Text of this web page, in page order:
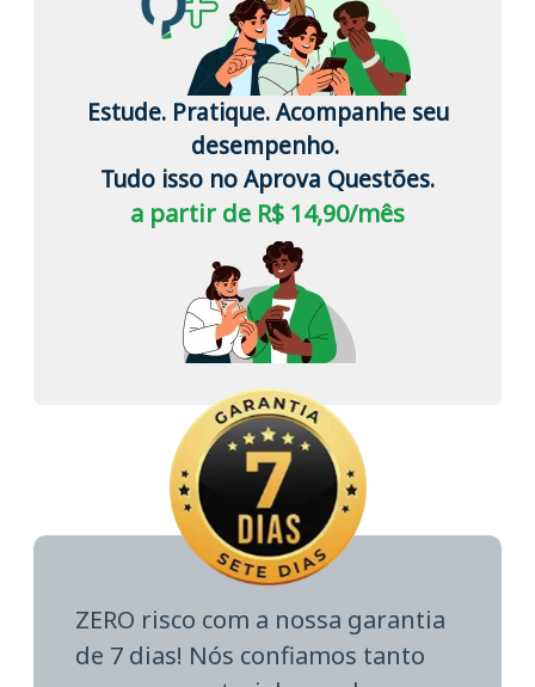
Estude. Pratique. Acompanhe seu
desempenho.
Tudo isso no Aprova Questões.
a partir de R$ 14,90/mês
ZERO risco com a nossa garantia
de 7 dias! Nós confiamos tanto